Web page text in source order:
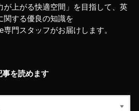
が上がる快適空間」を目指して、英
関する優良の知識を
門スタッフがお届けします。
事を読めます